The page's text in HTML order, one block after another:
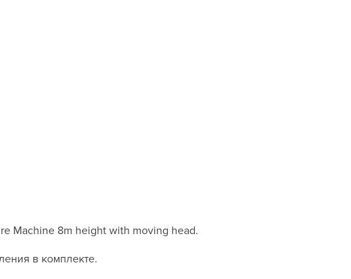
Machine 8m height with moving head.
в комплекте.